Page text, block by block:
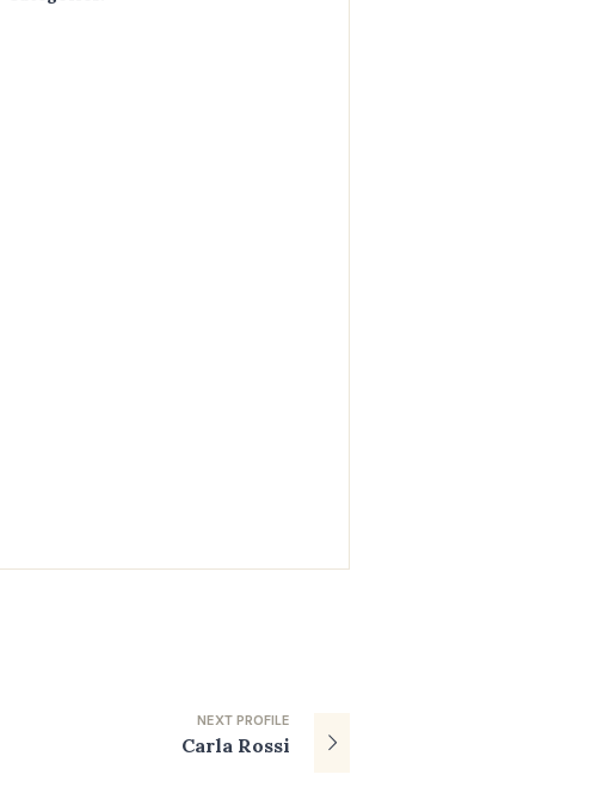
NEXT PROFILE
Carla Rossi